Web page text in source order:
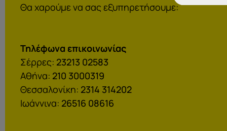
Θα χαρούμε να σας εξυπηρετήσουμε:
Τηλέφωνα επικοινωνίας
Σέρρες: 23213 02583
Αθήνα: 210 3000319
Θεσσαλονίκη: 2314 314202
Ιωάννινα: 26516 08616